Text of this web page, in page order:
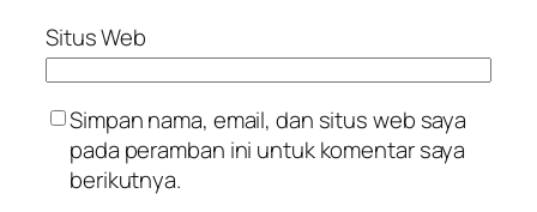
Situs Web
Simpan nama, email, dan situs web saya
pada peramban ini untuk komentar saya
berikutnya.